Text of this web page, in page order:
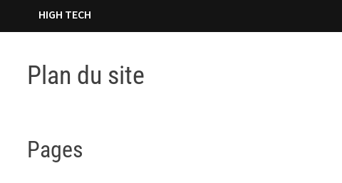
HIGH TECH
Plan du site
Pages